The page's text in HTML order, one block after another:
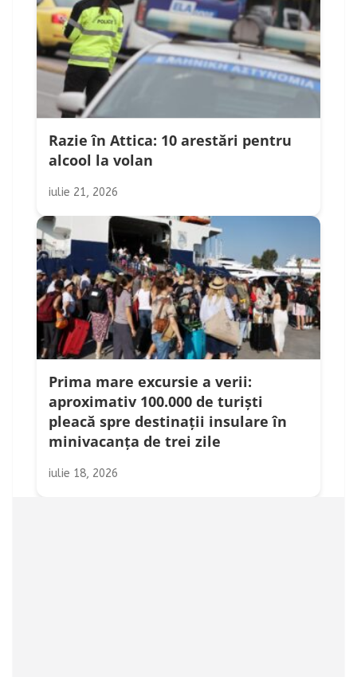
Razie în Attica: 10 arestări pentru
alcool la volan
iulie 21, 2026
Prima mare excursie a verii:
aproximativ 100.000 de turiști
pleacă spre destinații insulare în
minivacanța de trei zile
iulie 18, 2026